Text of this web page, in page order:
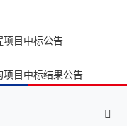
项目中标公告
项目中标结果公告